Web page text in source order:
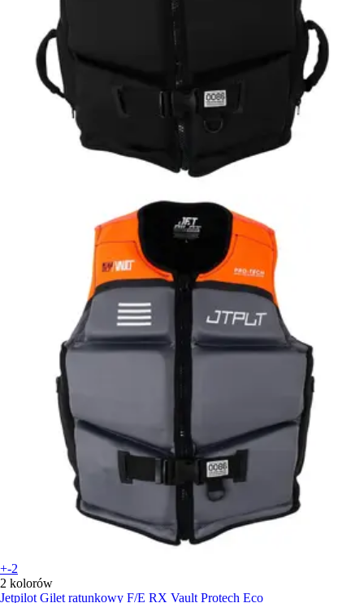
+-2
2 kolorów
Jetpilot Gilet ratunkowy F/E RX Vault Protech Eco